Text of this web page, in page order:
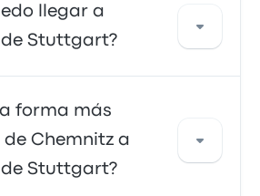
llegar a
Stuttgart?
que ofrece acceso
También puedes ir en
servicio de transporte
forma más
Chemnitz a
Stuttgart?